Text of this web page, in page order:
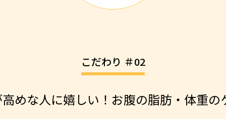
こだわり ＃02
高めな人に嬉しい！お腹の脂肪・体重の